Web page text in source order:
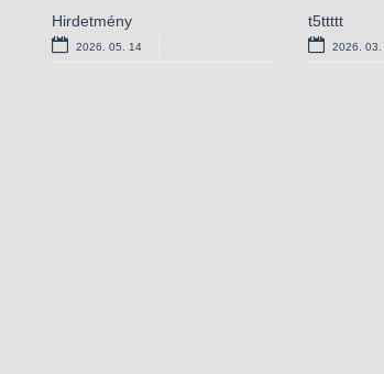
Hirdetmény
2026. 05. 14
t5ttttt
2026. 03.
Bursa Hungarica
ösztöndíjpályázat
támogatás